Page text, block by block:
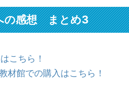
【セミナー動画】
【YouTube動画】
20260627合宿セミナー
の感想 まとめ3
こちら！
材館での購入はこちら！